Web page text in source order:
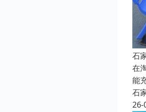
石
在
能
石
26-